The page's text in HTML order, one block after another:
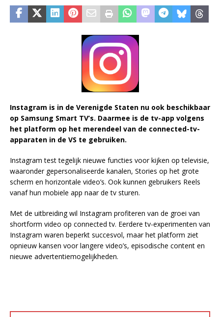
Instagram is in de Verenigde Staten nu ook beschikbaar
op Samsung Smart TV’s. Daarmee is de tv-app volgens
het platform op het merendeel van de connected-tv-
apparaten in de VS te gebruiken.
Instagram test tegelijk nieuwe functies voor kijken op televisie,
waaronder gepersonaliseerde kanalen, Stories op het grote
scherm en horizontale video’s. Ook kunnen gebruikers Reels
vanaf hun mobiele app naar de tv sturen.
Met de uitbreiding wil Instagram profiteren van de groei van
shortform video op connected tv. Eerdere tv-experimenten van
Instagram waren beperkt succesvol, maar het platform ziet
opnieuw kansen voor langere video’s, episodische content en
nieuwe advertentiemogelijkheden.